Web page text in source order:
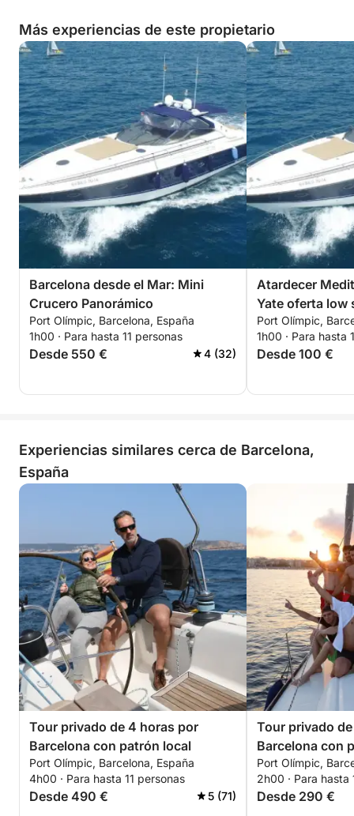
Más experiencias de este propietario
Barcelona desde el Mar: Mini
Crucero Panorámico
Port Olímpic, Barcelona, España
1h00 · Para hasta 11 personas
Desde 550 € 4 (32)
Atardecer
Yate oferta low
Port Olímpic,
1h00 · Para hasta
Desde 100 €
Experiencias similares cerca de Barcelona,
España
Tour privado de 4 horas por
Barcelona con patrón local
Port Olímpic, Barcelona, España
4h00 · Para hasta 11 personas
Desde 490 € 5 (71)
Tour privado
Barcelona con
Port Olímpic,
2h00 · Para hasta
Desde 290 €